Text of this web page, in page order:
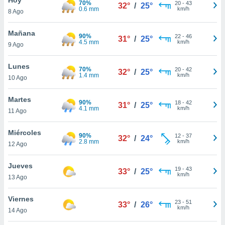
y
en
más
de
8 Ago
70%
0.6 mm
32° / 25° 20- 43
km/h
Mañana
9 Ago
90%
4.5 mm
31° / 25° 22- 46
km/h
Lunes
10 Ago
70%
1.4 mm
32° / 25° 20- 42
km/h
Martes
11 Ago
90%
4.1 mm
31° / 25° 18- 42
km/h
Miércoles
12 Ago
90%
2.8 mm
32° / 24° 12- 37
km/h
Jueves
13 Ago
33° / 25° 19- 43
km/h
Viernes
14 Ago
33° / 26° 23- 51
km/h